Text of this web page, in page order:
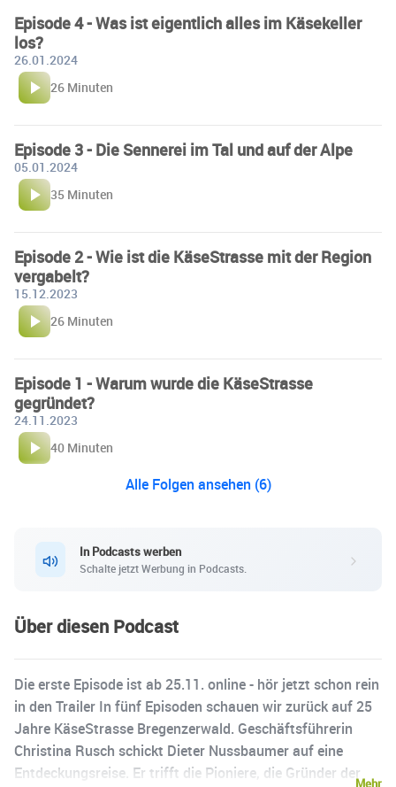
Episode 4 - Was ist eigentlich alles im Käsekeller
los?
26.01.2024
26 Minuten
Episode 3 - Die Sennerei im Tal und auf der Alpe
05.01.2024
35 Minuten
Episode 2 - Wie ist die KäseStrasse mit der Region
vergabelt?
15.12.2023
26 Minuten
Episode 1 - Warum wurde die KäseStrasse
gegründet?
24.11.2023
40 Minuten
Alle Folgen ansehen (6)
In Podcasts werben
Schalte jetzt Werbung in Podcasts.
Über diesen Podcast
Die erste Episode ist ab 25.11. online - hör jetzt schon rein
in den Trailer In fünf Episoden schauen wir zurück auf 25
Jahre KäseStrasse Bregenzerwald. Geschäftsführerin
Christina Rusch schickt Dieter Nussbaumer auf eine
Entdeckungsreise. Er trifft die Pioniere, die Gründer der
Mehr